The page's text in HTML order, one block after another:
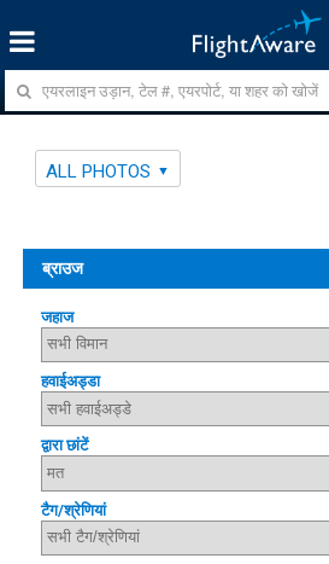
ALL PHOTOS
ब्राउज
जहाज
हवाईअड्डा
द्वारा छांटें
टैग/श्रेणियां